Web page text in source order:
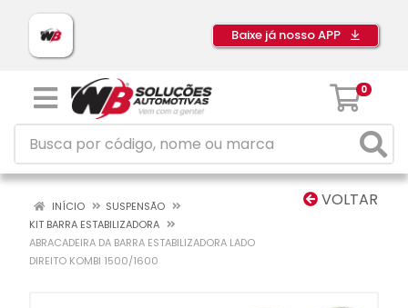
Baixe já nosso APP
0
VOLTAR
INÍCIO
SUSPENSÃO
KIT BARRA ESTABILIZADORA
ABRACADEIRA DA BARRA ESTABILIZADORA LADO
DIREITO KOMBI 1500/1600